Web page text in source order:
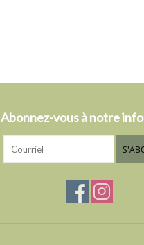
Abonnez-vous à notre